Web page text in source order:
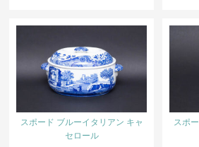
スポード ブルーイタリアン キャ
セロール
スポ